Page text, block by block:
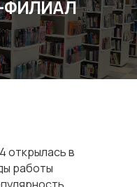
ФИЛИАЛ
открылась в
работы